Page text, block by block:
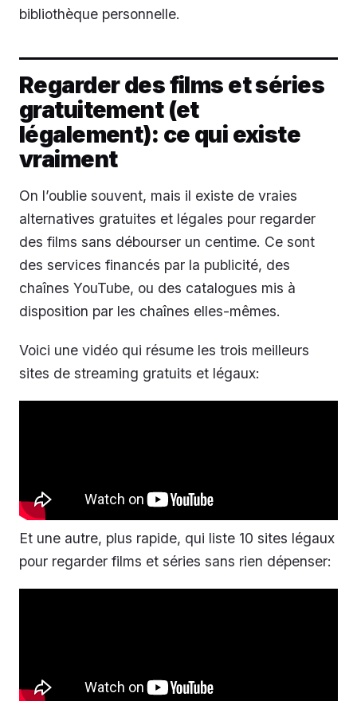
bibliothèque personnelle.
Regarder des films et séries
gratuitement (et
légalement): ce qui existe
vraiment
On l’oublie souvent, mais il existe de vraies
alternatives gratuites et légales pour regarder
des films sans débourser un centime. Ce sont
des services financés par la publicité, des
chaînes YouTube, ou des catalogues mis à
disposition par les chaînes elles-mêmes.
Voici une vidéo qui résume les trois meilleurs
sites de streaming gratuits et légaux:
Et une autre, plus rapide, qui liste 10 sites légaux
pour regarder films et séries sans rien dépenser: